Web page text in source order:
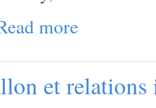
more
et relations